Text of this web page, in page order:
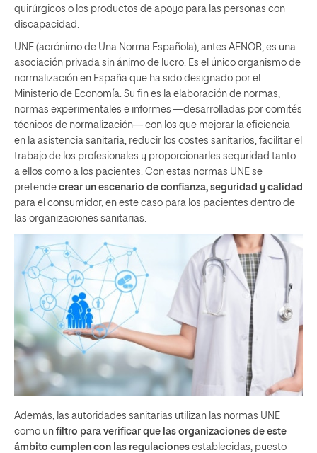
quirúrgicos o los productos de apoyo para las personas con
discapacidad.
UNE (acrónimo de Una Norma Española), antes AENOR, es una
asociación privada sin ánimo de lucro. Es el único organismo de
normalización en España que ha sido designado por el
Ministerio de Economía. Su fin es la elaboración de normas,
normas experimentales e informes —desarrolladas por comités
técnicos de normalización— con los que mejorar la eficiencia
en la asistencia sanitaria, reducir los costes sanitarios, facilitar el
trabajo de los profesionales y proporcionarles seguridad tanto
a ellos como a los pacientes. Con estas normas UNE se
pretende crear un escenario de confianza, seguridad y calidad
para el consumidor, en este caso para los pacientes dentro de
las organizaciones sanitarias.
Además, las autoridades sanitarias utilizan las normas UNE
como un filtro para verificar que las organizaciones de este
ámbito cumplen con las regulaciones establecidas, puesto